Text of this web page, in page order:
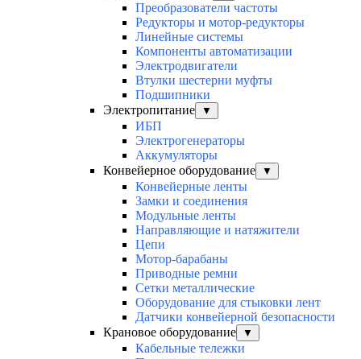
Преобразователи частоты
Редукторы и мотор-редукторы
Линейные системы
Компоненты автоматизации
Электродвигатели
Втулки шестерни муфты
Подшипники
Электропитание
▼
ИБП
Электрогенераторы
Аккумуляторы
Конвейерное оборудование
▼
Конвейерные ленты
Замки и соединения
Модульные ленты
Направляющие и натяжители
Цепи
Мотор-барабаны
Приводные ремни
Сетки металлические
Оборудование для стыковки лент
Датчики конвейерной безопасности
Крановое оборудование
▼
Кабельные тележки